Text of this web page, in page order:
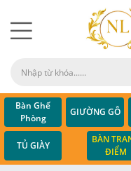
Bàn Ghế
Phòng
Khách
GIƯỜNG GỖ
TỦ GIÀY
BÀN
ĐIỂM